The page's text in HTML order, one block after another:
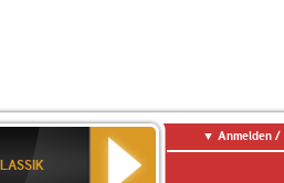
Anmelden